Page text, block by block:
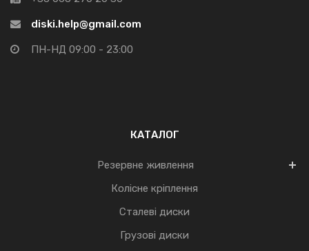
diski.help@gmail.com
ПН-НД 09:00 - 23:00
КАТАЛОГ
Резервне живлення
Колісне кріплення
Сталеві диски
Грузові диски